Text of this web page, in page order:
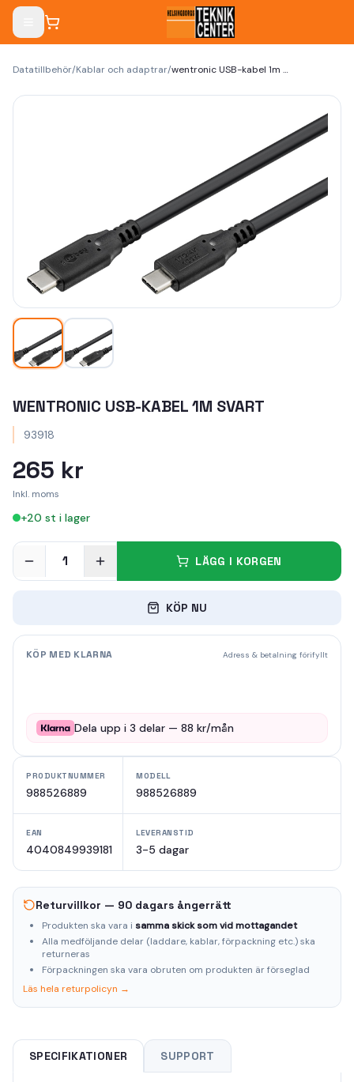
Datatillbehör/Kablar och adaptrar/ wentronic USB-kabel 1m svart
WENTRONIC USB-KABEL 1M SVART
93918
265 kr
Inkl. moms
+20 st i lager
1 LÄGG I KORGEN
KÖP NU
KÖP MED KLARNA Adress & betalning förifyllt
Dela upp i 3 delar — 88 kr/mån
PRODUKTNUMMER
988526889
MODELL
988526889
EAN
4040849939181
LEVERANSTID
3-5 dagar
Returvillkor — 90 dagars ångerrätt
Produkten ska vara i samma skick som vid mottagandet
Alla medföljande delar (laddare, kablar, förpackning etc.) ska
returneras
Förpackningen ska vara obruten om produkten är förseglad
Läs hela returpolicyn →
SPECIFIKATIONER SUPPORT